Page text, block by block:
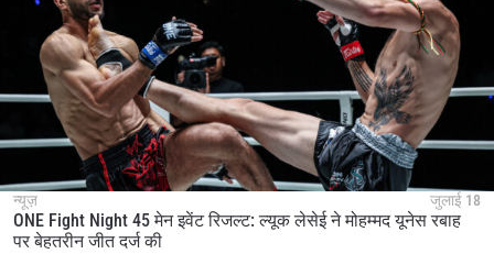
न्यूज़ जुलाई 18
ONE Fight Night 45 मेन इवेंट रिजल्ट: ल्यूक लेसेई ने मोहम्मद यूनेस रबाह
पर बेहतरीन जीत दर्ज की